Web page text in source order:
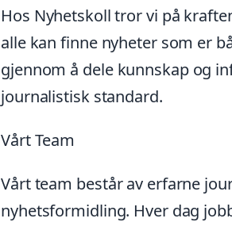
Hos Nyhetskoll tror vi på
alle kan finne nyheter som er
gjennom å dele kunnskap og
journalistisk standard.
Vårt Team
Vårt team består av erfarne
nyhetsformidling. Hver dag